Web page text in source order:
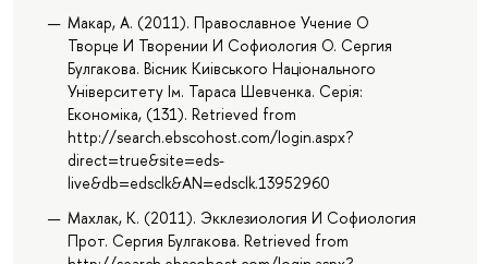
Макар, А. (2011). Православное Учение О
Творце И Творении И Софиология О. Сергия
Булгакова. Вісник Киiвського Нацiонального
Унiверситету Iм. Тараса Шевченка. Серiя:
Економiка, (131). Retrieved from
http://search.ebscohost.com/login.aspx?
direct=true&site=eds-
live&db=edsclk&AN=edsclk.13952960
Махлак, К. (2011). Экклезиология И Софиология
Прот. Сергия Булгакова. Retrieved from